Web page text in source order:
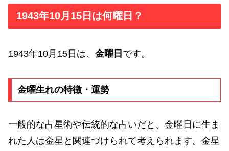
1943年10月15日は何曜日？
1943年10月15日は、 金曜日 です。
金曜生れの特徴・運勢
一般的な占星術や伝統的な占いだと、金曜日に生ま
れた人は金星と関連づけられて考えられます。金星